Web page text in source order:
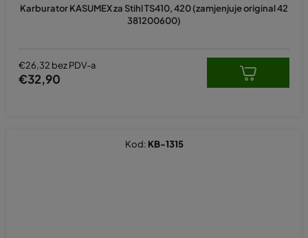
Karburator KASUMEX za Stihl TS410, 420 (zamjenjuje original 42
381200600)
€26,32 bez PDV-a
€32,90
Kod: KB-1315